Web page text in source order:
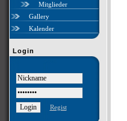
Mitglieder
Gallery
Kalender
Login
Regist